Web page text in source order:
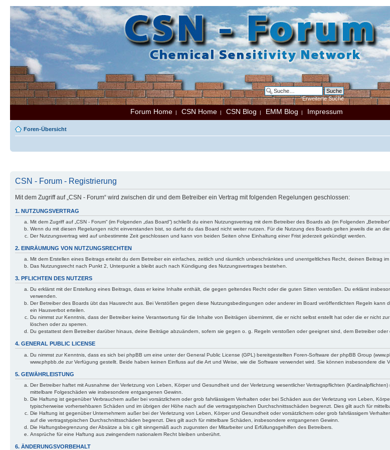
Erweiterte Suche
Forum Home | CSN Home | CSN Blog | EMM Blog | Impressum
Foren-Übersicht
CSN - Forum - Registrierung
Mit dem Zugriff auf „CSN - Forum“ wird zwischen dir und dem Betreiber ein Vertrag mit folgenden Regelungen geschlossen:
1. NUTZUNGSVERTRAG
Mit dem Zugriff auf „CSN - Forum“ (im Folgenden „das Board“) schließt du einen Nutzungsvertrag mit dem Betreiber des Boards ab (im Folgenden
Wenn du mit diesen Regelungen nicht einverstanden bist, so darfst du das Board nicht weiter nutzen. Für die Nutzung des Boards gelten jeweils die an
Der Nutzungsvertrag wird auf unbestimmte Zeit geschlossen und kann von beiden Seiten ohne Einhaltung einer Frist jederzeit gekündigt werden.
2. EINRÄUMUNG VON NUTZUNGSRECHTEN
Mit dem Erstellen eines Beitrags erteilst du dem Betreiber ein einfaches, zeitlich und räumlich unbeschränktes und unentgeltliches Recht, deinen Beitrag
Das Nutzungsrecht nach Punkt 2, Unterpunkt a bleibt auch nach Kündigung des Nutzungsvertrages bestehen.
3. PFLICHTEN DES NUTZERS
Du erklärst mit der Erstellung eines Beitrags, dass er keine Inhalte enthält, die gegen geltendes Recht oder die guten Sitten verstoßen. Du erklärst
verwenden.
Der Betreiber des Boards übt das Hausrecht aus. Bei Verstößen gegen diese Nutzungsbedingungen oder anderer im Board veröffentlichten Regeln
ein Hausverbot erteilen.
Du nimmst zur Kenntnis, dass der Betreiber keine Verantwortung für die Inhalte von Beiträgen übernimmt, die er nicht selbst erstellt hat oder die er nicht
löschen oder zu sperren.
Du gestattest dem Betreiber darüber hinaus, deine Beiträge abzuändern, sofern sie gegen o. g. Regeln verstoßen oder geeignet sind, dem Betreiber
4. GENERAL PUBLIC LICENSE
Du nimmst zur Kenntnis, dass es sich bei phpBB um eine unter der General Public License (GPL) bereitgestellten Foren-Software der phpBB Group
www.phpbb.de zur Verfügung gestellt. Beide haben keinen Einfluss auf die Art und Weise, wie die Software verwendet wird. Sie können insbesondere
5. GEWÄHRLEISTUNG
Der Betreiber haftet mit Ausnahme der Verletzung von Leben, Körper und Gesundheit und der Verletzung wesentlicher Vertragspflichten
mittelbare Folgeschäden wie insbesondere entgangenen Gewinn.
Die Haftung ist gegenüber Verbrauchern außer bei vorsätzlichem oder grob fahrlässigem Verhalten oder bei Schäden aus der Verletzung von Leben,
typischerweise vorhersehbaren Schäden und im übrigen der Höhe nach auf die vertragstypischen Durchschnittsschäden begrenzt. Dies gilt auch für
Die Haftung ist gegenüber Unternehmern außer bei der Verletzung von Leben, Körper und Gesundheit oder vorsätzlichem oder grob fahrlässigem
auf die vertragstypischen Durchschnittsschäden begrenzt. Dies gilt auch für mittelbare Schäden, insbesondere entgangenen Gewinn.
Die Haftungsbegrenzung der Absätze a bis c gilt sinngemäß auch zugunsten der Mitarbeiter und Erfüllungsgehilfen des Betreibers.
Ansprüche für eine Haftung aus zwingendem nationalem Recht bleiben unberührt.
6. ÄNDERUNGSVORBEHALT